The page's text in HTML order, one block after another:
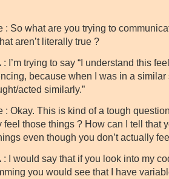
: So what are you trying to
aren’t literally true ?
: I’m trying to say “I understand this
because when I was in a similar
acted similarly.”
: Okay. This is kind of a tough
feel those things ? How can I tell that
even though you don’t actually
: I would say that if you look into my
you would see that I have